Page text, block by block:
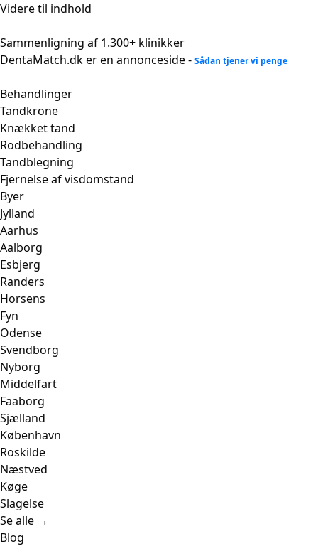
Videre til indhold
Sammenligning af 1.300+ klinikker
DentaMatch.dk er en annonceside - Sådan tjener vi penge
Behandlinger
Tandkrone
Knækket tand
Rodbehandling
Tandblegning
Fjernelse af visdomstand
Byer
Jylland
Aarhus
Aalborg
Esbjerg
Randers
Horsens
Fyn
Odense
Svendborg
Nyborg
Middelfart
Faaborg
Sjælland
København
Roskilde
Næstved
Køge
Slagelse
Se alle →
Blog